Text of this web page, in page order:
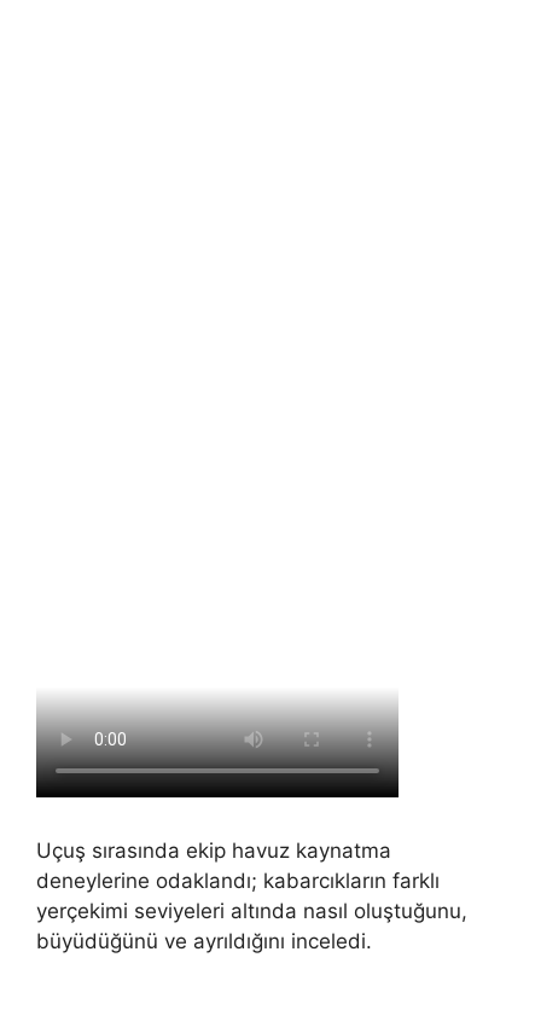
Uçuş sırasında ekip havuz kaynatma
deneylerine odaklandı; kabarcıkların farklı
yerçekimi seviyeleri altında nasıl oluştuğunu,
büyüdüğünü ve ayrıldığını inceledi.